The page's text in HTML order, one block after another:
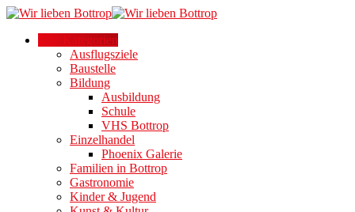
Alle Kategorien
Ausflugsziele
Baustelle
Bildung
Ausbildung
Schule
VHS Bottrop
Einzelhandel
Phoenix Galerie
Familien in Bottrop
Gastronomie
Kinder & Jugend